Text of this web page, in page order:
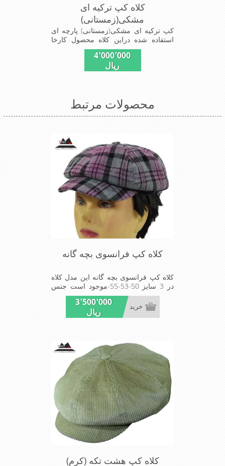
کلاه کپ ترکیه ای
مشکی(زمستانی)
کپ ترکیه ای مشکی(زمستانی) پارچه ای
استفاده شده دراین کلاه محصول کارخا
و65% نخ ترویرا است شیک ومناسب
افرادخوش پوش جنس عالی,دوخت
4٬000٬000
ریال
محصولات مرتبط
کلاه کپ فرانسوی بچه گانه
کلاه کپ فرانسوی بچه گانه این مدل کلاه
در 3 سایز 50-53-55-موجود است جنس
پارچه آکرلیک است پارچه این مدل کلاه
ضخیم مناسب زمستان است زیبا و خوش
فرم بسیار سبک و راحت
3٬500٬000
ریال
خرید
کلاه کپ هشت تکه (کرم)